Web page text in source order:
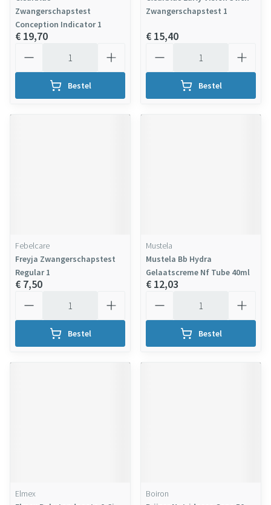
Zwangerschapstest
Conception Indicator 1
€ 19,70
Bestel
Zwangerschapstest 1
€ 15,40
Bestel
Febelcare
Freyja Zwangerschapstest
Regular 1
€ 7,50
Bestel
Mustela
Mustela Bb Hydra
Gelaatscreme Nf Tube 40ml
€ 12,03
Bestel
Elmex
Boiron